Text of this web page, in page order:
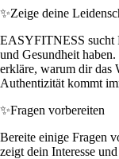
✨Zeige deine
EASYFITNESS sucht
und Gesundheit
erkläre, warum dir das
Authentizität kommt
✨Fragen vorbereiten
Bereite einige Fragen
zeigt dein Interesse